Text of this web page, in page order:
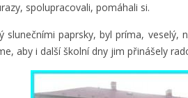
spolupracovali, pomáhali si.
slunečními paprsky, byl príma, veselý,
aby i další školní dny jim přinášely